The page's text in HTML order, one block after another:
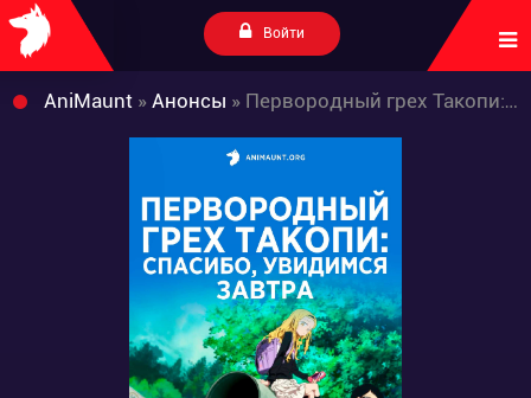
Войти
AniMaunt » Анонсы » Первородный грех Такопи: Спасибо, увидимся завтра